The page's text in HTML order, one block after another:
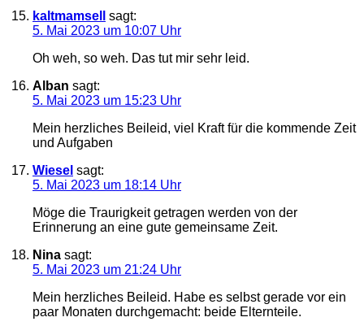
kaltmamsell
sagt:
5. Mai 2023 um 10:07 Uhr
Oh weh, so weh. Das tut mir sehr leid.
Alban sagt:
5. Mai 2023 um 15:23 Uhr
Mein herzliches Beileid, viel Kraft für die kommende Zeit
und Aufgaben
Wiesel sagt:
5. Mai 2023 um 18:14 Uhr
Möge die Traurigkeit getragen werden von der
Erinnerung an eine gute gemeinsame Zeit.
Nina sagt:
5. Mai 2023 um 21:24 Uhr
Mein herzliches Beileid. Habe es selbst gerade vor ein
paar Monaten durchgemacht: beide Elternteile.